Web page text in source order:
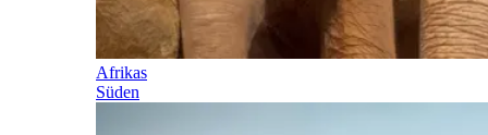
Afrikas
Süden